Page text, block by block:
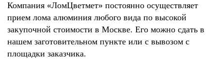
Компания «ЛомЦветмет» постоянно осуществляет
прием лома алюминия любого вида по высокой
закупочной стоимости в Москве. Его можно сдать в
нашем заготовительном пункте или с вывозом с
площадки заказчика.